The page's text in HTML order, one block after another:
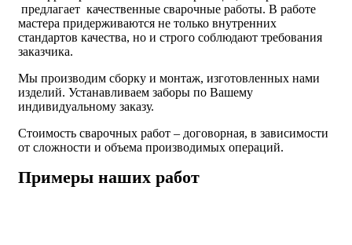
предлагает качественные сварочные работы. В работе
мастера придерживаются не только внутренних
стандартов качества, но и строго соблюдают требования
заказчика.
Мы производим сборку и монтаж, изготовленных нами
изделий. Устанавливаем заборы по Вашему
индивидуальному заказу.
Стоимость сварочных работ – договорная, в зависимости
от сложности и объема производимых операций.
Примеры наших работ